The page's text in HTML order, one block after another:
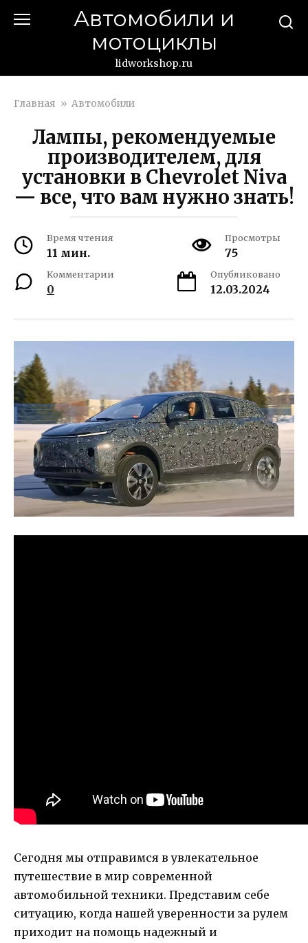
Автомобили и
мотоциклы
lidworkshop.ru
Главная » Автомобили
Лампы, рекомендуемые
производителем, для
установки в Chevrolet Niva
— все, что вам нужно знать!
Время чтения
11 мин.
Просмотры
75
Комментарии
0
Опубликовано
12.03.2024
Сегодня мы отправимся в увлекательное
путешествие в мир современной
автомобильной техники. Представим себе
ситуацию, когда нашей уверенности за рулем
приходит на помощь надежный и